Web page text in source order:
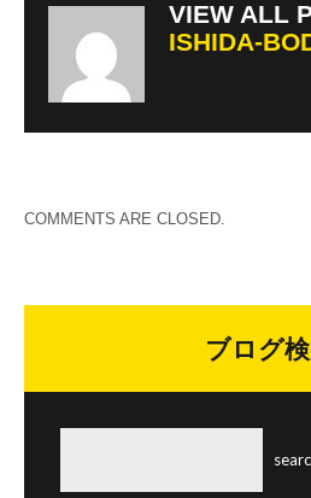
VIEW ALL
ISHIDA-
COMMENTS ARE CLOSED.
ブログ